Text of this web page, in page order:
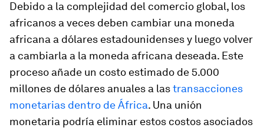
Debido a la complejidad del comercio global, los
africanos a veces deben cambiar una moneda
africana a dólares estadounidenses y luego volver
a cambiarla a la moneda africana deseada. Este
proceso añade un costo estimado de 5.000
millones de dólares anuales a lastransacciones
monetarias dentro de África. Una unión
monetaria podría eliminar estos costos asociados